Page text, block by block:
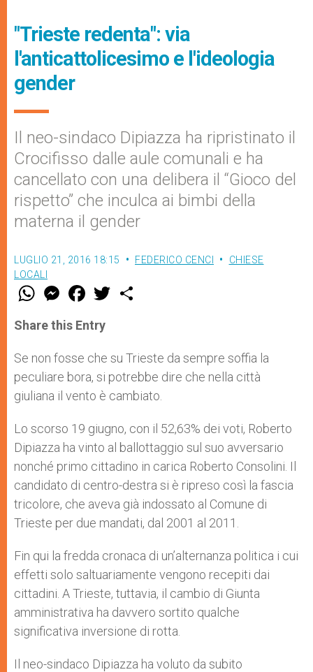
"Trieste redenta": via
l'anticattolicesimo e l'ideologia
gender
Il neo-sindaco Dipiazza ha ripristinato il
Crocifisso dalle aule comunali e ha
cancellato con una delibera il “Gioco del
rispetto” che inculca ai bimbi della
materna il gender
LUGLIO 21, 2016 18:15 FEDERICO CENCI
CHIESE
LOCALI
W
t
s
p
p
M
e
s
e
g
e
r
F
a
e
b
o
k
w
r
Share this Entry
Se non fosse che su Trieste da sempre soffia la
peculiare bora, si potrebbe dire che nella città
giuliana il vento è cambiato.
Lo scorso 19 giugno, con il 52,63% dei voti, Roberto
Dipiazza ha vinto al ballottaggio sul suo avversario
nonché primo cittadino in carica Roberto Consolini. Il
candidato di centro-destra si è ripreso così la fascia
tricolore, che aveva già indossato al Comune di
Trieste per due mandati, dal 2001 al 2011.
Fin qui la fredda cronaca di un’alternanza politica i cui
effetti solo saltuariamente vengono recepiti dai
cittadini. A Trieste, tuttavia, il cambio di Giunta
amministrativa ha davvero sortito qualche
significativa inversione di rotta.
Il neo-sindaco Dipiazza ha voluto da subito